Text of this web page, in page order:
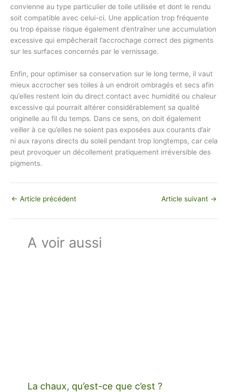
convienne au type particulier de toile utilisée et dont le rendu
soit compatible avec celui-ci. Une application trop fréquente
ou trop épaisse risque également d’entraîner une accumulation
excessive qui empêcherait l’accrochage correct des pigments
sur les surfaces concernés par le vernissage.
Enfin, pour optimiser sa conservation sur le long terme, il vaut
mieux accrocher ses toiles à un endroit ombragés et secs afin
qu’elles restent loin du direct contact avec humidité ou chaleur
excessive qui pourrait altérer considérablement sa qualité
originelle au fil du temps. Dans ce sens, on doit également
veiller à ce qu’elles ne soient pas exposées aux courants d’air
ni aux rayons directs du soleil pendant trop longtemps, car cela
peut provoquer un décollement pratiquement irréversible des
pigments.
← Article précédent Article suivant →
A voir aussi
La chaux, qu’est-ce que c’est ?